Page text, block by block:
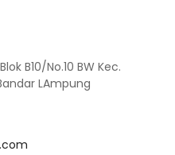
B10/No.10 BW Kec.
LAmpung